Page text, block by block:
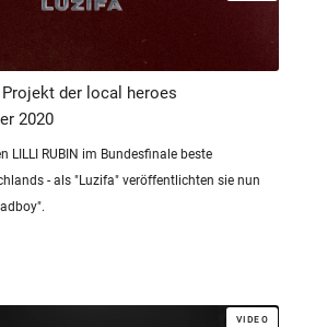
Projekt der local heroes
2020
LILLI RUBIN im Bundesfinale beste
- als "Luzifa" veröffentlichten sie nun
VIDEO